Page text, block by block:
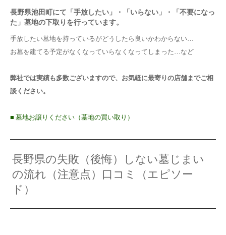
長野県池田町にて「手放したい」・「いらない」・「不要になっ
た」墓地の下取りを行っています。
手放したい墓地を持っているがどうしたら良いかわからない…
お墓を建てる予定がなくなっていらなくなってしまった…など
弊社では実績も多数ございますので、お気軽に最寄りの店舗までご相
談ください。
■ 墓地お譲りください（墓地の買い取り）
長野県の失敗（後悔）しない墓じまい
の流れ（注意点）口コミ（エピソー
ド）